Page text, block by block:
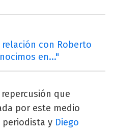
con Roberto
en..."
que
por este medio
periodista y Diego